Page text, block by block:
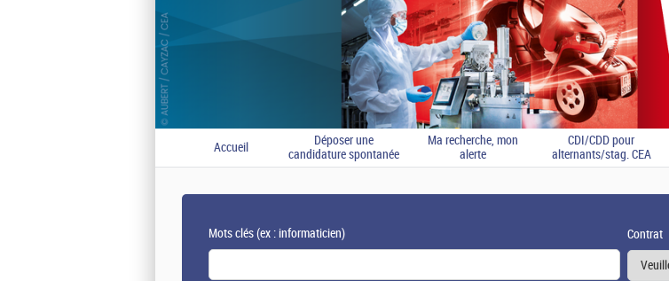
Accueil
Déposer une
candidature spontanée
Ma recherche, mon
alerte
CDI/CDD pour
alternants/stag. CEA
Mots clés(ex : informaticien) Contrat